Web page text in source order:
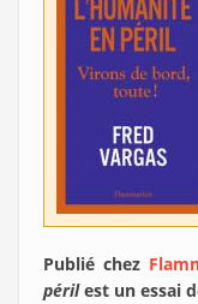
Publié chez
périlest un essai